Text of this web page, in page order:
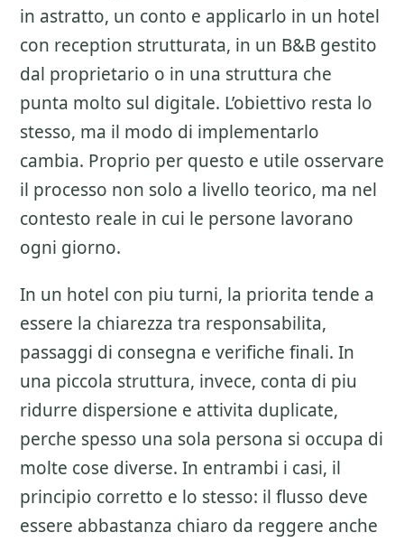
in astratto, un conto e applicarlo in un hotel
con reception strutturata, in un B&B gestito
dal proprietario o in una struttura che
punta molto sul digitale. L’obiettivo resta lo
stesso, ma il modo di implementarlo
cambia. Proprio per questo e utile osservare
il processo non solo a livello teorico, ma nel
contesto reale in cui le persone lavorano
ogni giorno.
In un hotel con piu turni, la priorita tende a
essere la chiarezza tra responsabilita,
passaggi di consegna e verifiche finali. In
una piccola struttura, invece, conta di piu
ridurre dispersione e attivita duplicate,
perche spesso una sola persona si occupa di
molte cose diverse. In entrambi i casi, il
principio corretto e lo stesso: il flusso deve
essere abbastanza chiaro da reggere anche